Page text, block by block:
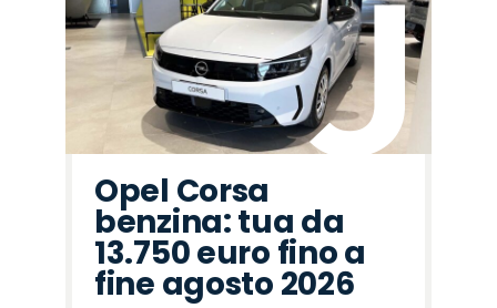
Romeo
Rover
Opel Corsa
benzina: tua da
13.750 euro fino a
fine agosto 2026